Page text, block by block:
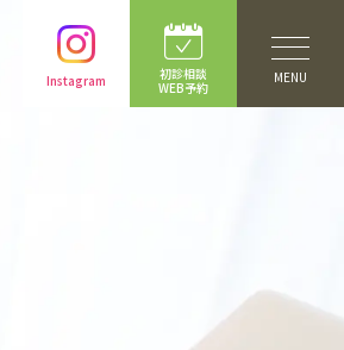
Instagram
初診相談
WEB予約
MENU